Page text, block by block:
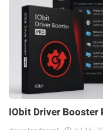
IObit Driver Booster